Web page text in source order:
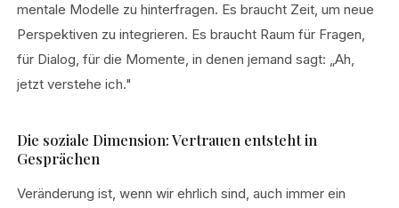
mentale Modelle zu hinterfragen. Es braucht Zeit, um neue
Perspektiven zu integrieren. Es braucht Raum für Fragen,
für Dialog, für die Momente, in denen jemand sagt: „Ah,
jetzt verstehe ich."
Die soziale Dimension: Vertrauen entsteht in
Gesprächen
Veränderung ist, wenn wir ehrlich sind, auch immer ein